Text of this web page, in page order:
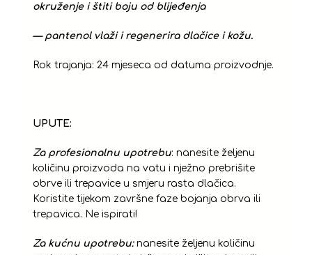
okruženje i štiti boju od blijeđenja
— pantenol vlaži i regenerira dlačice i kožu.
Rok trajanja: 24 mjeseca od datuma proizvodnje.
UPUTE:
Za profesionalnu upotrebu: nanesite željenu
količinu proizvoda na vatu i nježno prebrišite
obrve ili trepavice u smjeru rasta dlačica.
Koristite tijekom završne faze bojanja obrva ili
trepavica. Ne ispirati!
Za kućnu upotrebu:nanesite željenu količinu